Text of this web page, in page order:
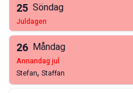
25 Söndag
juldagen
26 Måndag
annandag jul
Stefan, Staffan